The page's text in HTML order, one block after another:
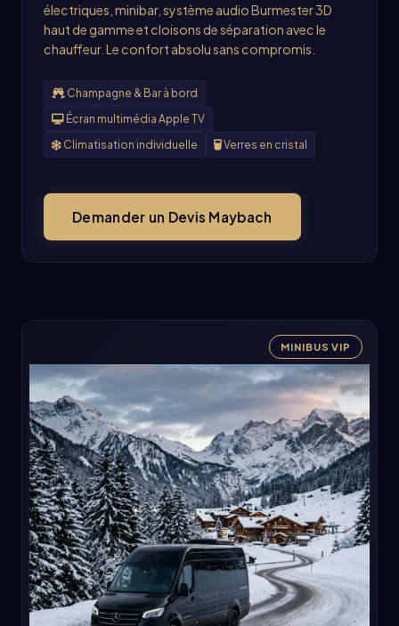
électriques, minibar, système audio Burmester 3D
haut de gamme et cloisons de séparation avec le
chauffeur. Le confort absolu sans compromis.
Champagne & Bar à bord
Écran multimédia Apple TV
Climatisation individuelle
Verres en cristal
Demander un Devis Maybach
MINIBUS VIP